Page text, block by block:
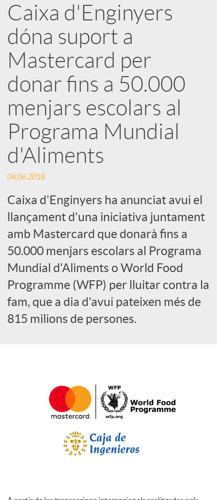
r
x
e
s
S
o
c
i
a
l
Caixa d'Enginyers
dóna suport a
Mastercard per
donar fins a 50.000
menjars escolars al
Programa Mundial
d'Aliments
06.06.2018
Caixa d'Enginyers ha anunciat avui el
llançament d'una iniciativa juntament
amb Mastercard que donarà fins a
50.000 menjars escolars al Programa
Mundial d'Aliments o World Food
Programme (WFP) per lluitar contra la
fam, que a dia d'avui pateixen més de
815 milions de persones.